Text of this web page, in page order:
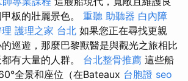
板的壯麗景色。 重聽 助聽器 白內障
護理之家 台北 如果您正在尋找更親
巡遊，那麼巴黎獸醫是與觀光之旅相比
有大量的人群。 台北整骨推薦 這些船
全景和座位（在Bateaux 台胞證 seo